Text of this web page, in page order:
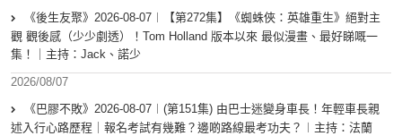
《後生友聚》2026-08-07︱【第272集】《蜘蛛俠：英雄重生》絕對主
觀 觀後感（少少劇透）！Tom Holland 版本以來 最似漫畫、最好睇嘅一
集！｜主持：Jack、諾少
2026/08/07
《巴膠不敗》2026-08-07︱(第151集) 由巴士迷變身車長！年輕車長親
述入行心路歷程｜報名考試有幾難？邊啲路線最考功夫？︱主持：法蘭